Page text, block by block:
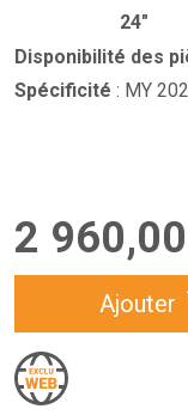
24"
Disponibilité des
Spécificité : MY
2 960,00
Ajouter